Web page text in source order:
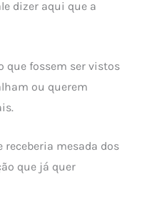
dizer aqui que a
que fossem ser vistos
ou querem
receberia mesada dos
que já quer